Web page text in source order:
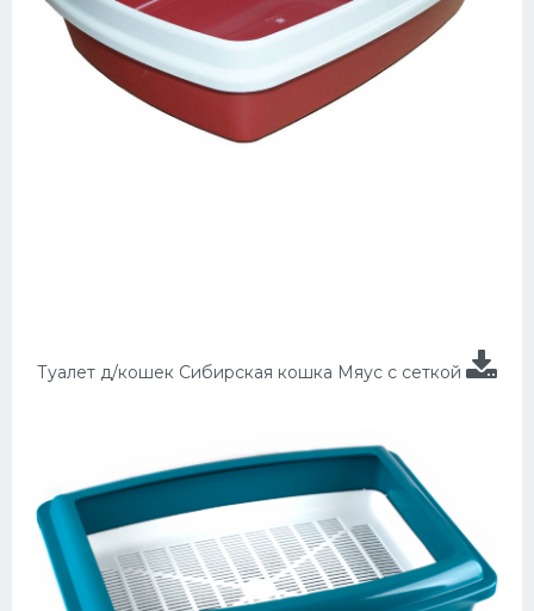
Туалет д/кошек Сибирская кошка Мяус с сеткой